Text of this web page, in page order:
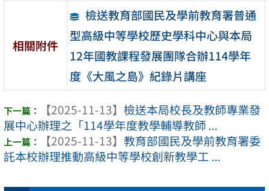
相關附件
檢送教育部國民及學前教育署普通
型高級中等學校歷史學科中心與本局
12年國教課程發展團隊合辦114學年
度《大風之島》紀錄片講座
【2025-11-13】 檢送本局校長及教師專業發
展中心辦理之「114學年度教學輔導教師 ...
【2025-11-13】 教育部國民及學前教育署委
託本校辦理推動高級中等學校創新教學工 ...